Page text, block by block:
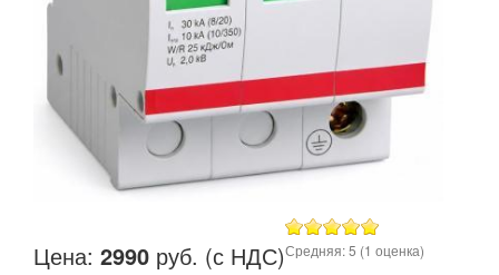
Цена: 2990 руб. (с НДС)Средняя:5 (1 оценка)